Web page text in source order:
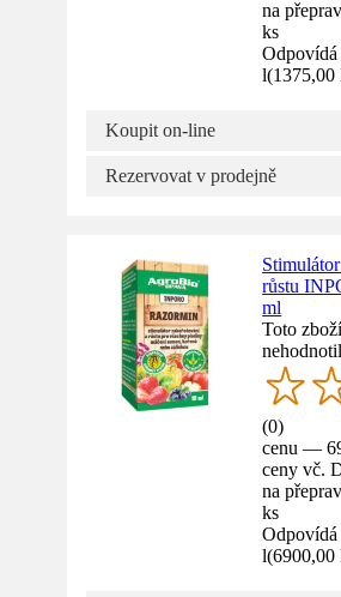
na
ks
l(1375,00
Koupit on-line
Rezervovat v prodejně
růstu
ml
Toto
(0)
cenu —
ceny vč.
na
ks
l(6900,00